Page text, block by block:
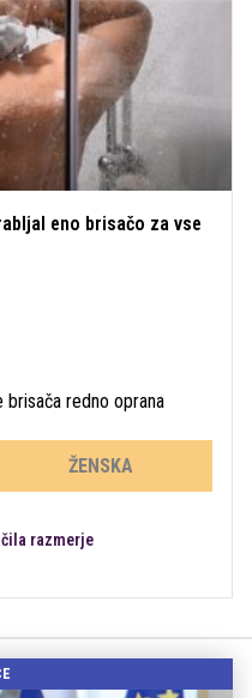
eno brisačo za vse
redno oprana
ŽENSKA
razmerje